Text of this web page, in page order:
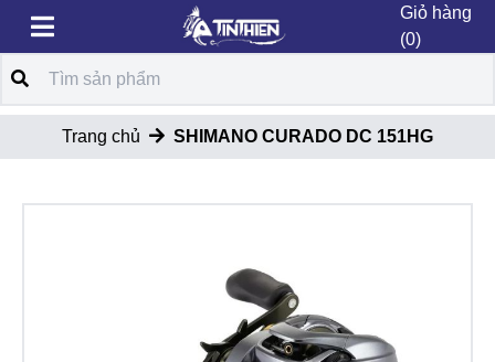
Giỏ hàng
(0)
Trang chủ SHIMANO CURADO DC 151HG